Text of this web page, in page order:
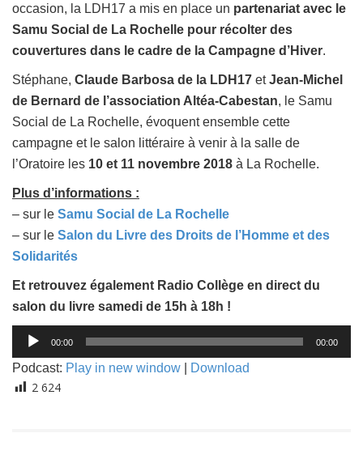
occasion, la LDH17 a mis en place un partenariat avec le
Samu Social de La Rochelle pour récolter des
couvertures dans le cadre de la Campagne d’Hiver.
Stéphane, Claude Barbosa de la LDH17 etJean-Michel
de Bernard de l’association Altéa-Cabestan, le Samu
Social de La Rochelle, évoquent ensemble cette
campagne et le salon littéraire à venir à la salle de
l’Oratoire les 10 et 11 novembre 2018 à La Rochelle.
Plus d’informations :
– sur le Samu Social de La Rochelle
– sur le Salon du Livre des Droits de l’Homme et des
Solidarités
Et retrouvez également Radio Collège en direct du
salon du livre samedi de 15h à 18h !
Lecteur
audio
00:00 00:00
Podcast: Play in new window Download
2 624